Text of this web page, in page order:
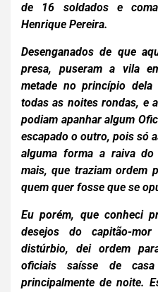
de 16 soldados e
Henrique Pereira.
Desenganados de que
presa, puseram a vila
metade no princípio
todas as noites rondas, e
podiam apanhar algum
escapado o outro, pois só
alguma forma a raiva
mais, que traziam ordem
quem quer fosse que se
Eu porém, que conheci
desejos do capitão-
distúrbio, dei ordem
oficiais saísse de
principalmente de noite.